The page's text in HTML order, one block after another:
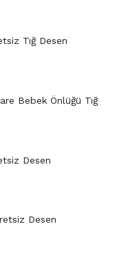
Tığ Desen
Bebek Önlüğü Tığ
Desen
Desen